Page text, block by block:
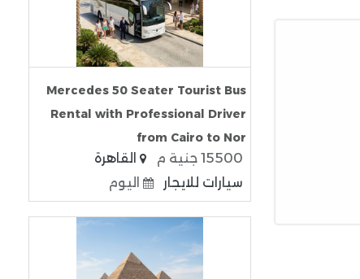
Mercedes 50 Seater Tourist Bus
Rental with Professional Driver
from Cairo to Nor
15500 جنية م
القاهرة
سيارات للايجار
اليوم